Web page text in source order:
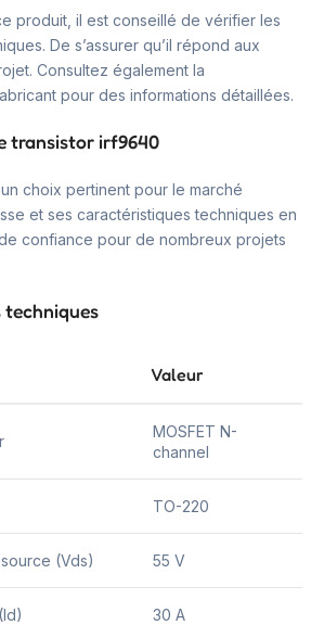
produit, il est conseillé de vérifier les
De s’assurer qu’il répond aux
Consultez également la
pour des informations détaillées.
transistor irf9640
choix pertinent pour le marché
et ses caractéristiques techniques en
confiance pour de nombreux projets
Valeur
MOSFET N-
channel
TO-220
(Vds) 55 V
30 A